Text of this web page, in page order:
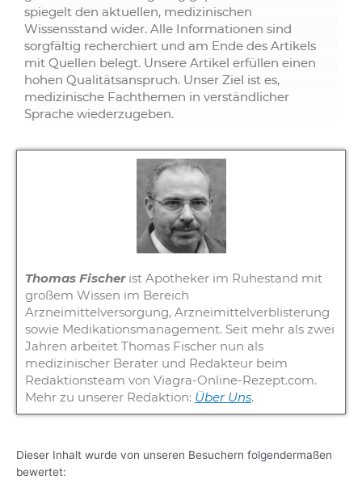
spiegelt den aktuellen, medizinischen
Wissensstand wider. Alle Informationen sind
sorgfältig recherchiert und am Ende des Artikels
mit Quellen belegt. Unsere Artikel erfüllen einen
hohen Qualitätsanspruch. Unser Ziel ist es,
medizinische Fachthemen in verständlicher
Sprache wiederzugeben.
Thomas Fischerist Apotheker im Ruhestand mit
großem Wissen im Bereich
Arzneimittelversorgung, Arzneimittelverblisterung
sowie Medikationsmanagement. Seit mehr als zwei
Jahren arbeitet Thomas Fischer nun als
medizinischer Berater und Redakteur beim
Redaktionsteam von Viagra-Online-Rezept.com.
Mehr zu unserer Redaktion: Über Uns.
Dieser Inhalt wurde von unseren Besuchern folgendermaßen
bewertet: